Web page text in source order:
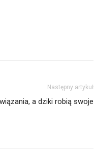
Następny artykuł
a dziki robią swoje